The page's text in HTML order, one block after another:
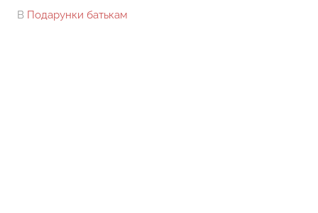
On
By
В Подарунки батькам